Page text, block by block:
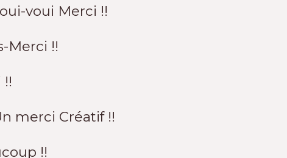
voui Merci !!
Merci !!
merci Créatif !!
!!